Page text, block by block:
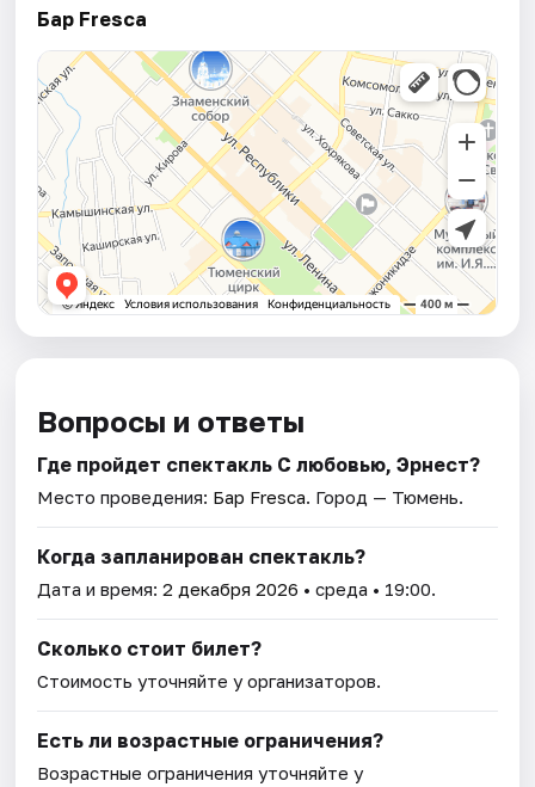
Бар Fresca
Вопросы и ответы
Где пройдет спектакль С любовью, Эрнест?
Место проведения: Бар Fresca. Город — Тюмень.
Когда запланирован спектакль?
Дата и время:2 декабря 2026 • среда • 19:00.
Сколько стоит билет?
Стоимость уточняйте у организаторов.
Есть ли возрастные ограничения?
Возрастные ограничения уточняйте у